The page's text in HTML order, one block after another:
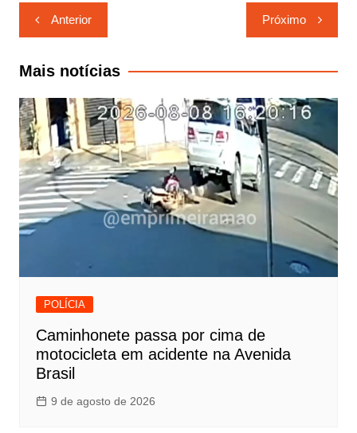
Navegação
de
Post
Anterior Próximo
Mais notícias
POLÍCIA
Caminhonete passa por cima de
motocicleta em acidente na Avenida
Brasil
9 de agosto de 2026